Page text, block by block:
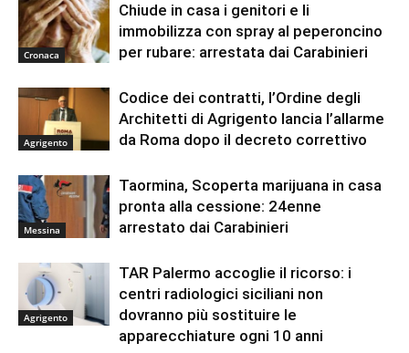
Cronaca
Chiude in casa i genitori e li
immobilizza con spray al peperoncino
per rubare: arrestata dai Carabinieri
Agrigento
Codice dei contratti, l’Ordine degli
Architetti di Agrigento lancia l’allarme
da Roma dopo il decreto correttivo
Messina
Taormina, Scoperta marijuana in casa
pronta alla cessione: 24enne
arrestato dai Carabinieri
Agrigento
TAR Palermo accoglie il ricorso: i
centri radiologici siciliani non
dovranno più sostituire le
apparecchiature ogni 10 anni